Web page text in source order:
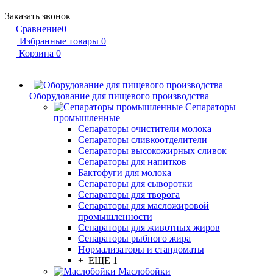
Заказать звонок
Сравнение0
Избранные товары 0
Корзина 0
Оборудование для пищевого производства
Сепараторы
промышленные
Сепараторы очистители молока
Сепараторы сливкоотделители
Сепараторы высокожирных сливок
Сепараторы для напитков
Бактофуги для молока
Сепараторы для сыворотки
Сепараторы для творога
Сепараторы для масложировой
промышленности
Сепараторы для животных жиров
Сепараторы рыбного жира
Нормализаторы и стандоматы
+ ЕЩЕ 1
Маслобойки